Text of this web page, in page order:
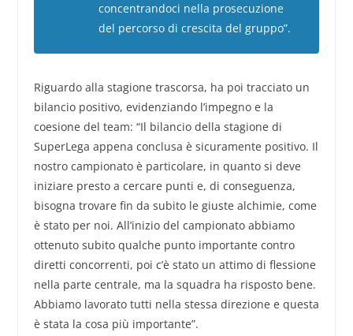
concentrandoci nella prosecuzione
del percorso di crescita del gruppo”.
Riguardo alla stagione trascorsa, ha poi tracciato un
bilancio positivo, evidenziando l’impegno e la
coesione del team: “Il bilancio della stagione di
SuperLega appena conclusa è sicuramente positivo. Il
nostro campionato è particolare, in quanto si deve
iniziare presto a cercare punti e, di conseguenza,
bisogna trovare fin da subito le giuste alchimie, come
è stato per noi. All’inizio del campionato abbiamo
ottenuto subito qualche punto importante contro
diretti concorrenti, poi c’è stato un attimo di flessione
nella parte centrale, ma la squadra ha risposto bene.
Abbiamo lavorato tutti nella stessa direzione e questa
è stata la cosa più importante”.